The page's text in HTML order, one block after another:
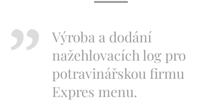
Výroba a dodání
nažehlovacích log pro
potravinářskou firmu
Expres menu.